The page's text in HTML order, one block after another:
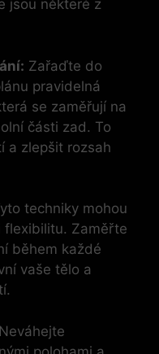
jsou některé z
Zařaďte do
pravidelná
se zaměřují na
části zad. To
a zlepšit rozsah
techniky mohou
flexibilitu. Zaměřte
během každé
vaše tělo a
Neváhejte